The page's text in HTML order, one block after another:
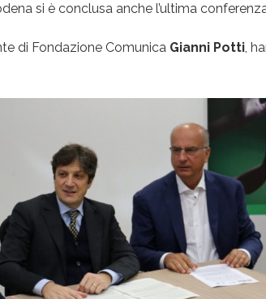
si è conclusa anche l’ultima
di Fondazione Comunica Gianni Potti,